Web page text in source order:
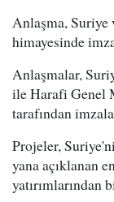
Anlaşma, Suriye
himayesinde
Anlaşmalar,
ile Harafi Genel
tarafından
Projeler,
yana açıklanan
yatırımlarından